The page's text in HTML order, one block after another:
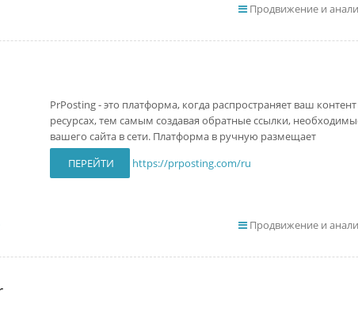
Продвижение и
PrPosting - это платформа, когда распространяет ваш
ресурсах, тем самым создавая обратные ссылки,
вашего сайта в сети. Платформа в ручную размещает
ПЕРЕЙТИ
https://prposting.com/ru
Продвижение и